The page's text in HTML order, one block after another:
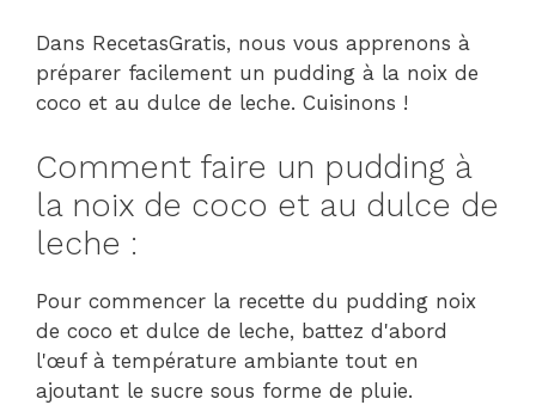
Dans RecetasGratis, nous vous apprenons à
préparer facilement un pudding à la noix de
coco et au dulce de leche. Cuisinons !
Comment faire un pudding à
la noix de coco et au dulce de
leche :
Pour commencer la recette du pudding noix
de coco et dulce de leche, battez d'abord
l'œuf à température ambiante tout en
ajoutant le sucre sous forme de pluie.